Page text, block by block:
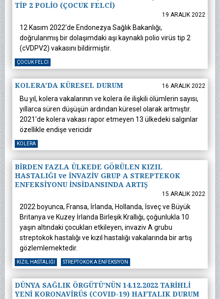
TİP 2 POLİO (ÇOCUK FELCİ)
19 ARALIK 2022
12 Kasım 2022'de Endonezya Sağlık Bakanlığı,
doğrulanmış bir dolaşımdaki aşı kaynaklı polio virüs tip 2
(cVDPV2) vakasını bildirmiştir.
ÇOCUK FELCI
KOLERA'DA KÜRESEL DURUM 16 ARALIK 2022
Bu yıl, kolera vakalarının ve kolera ile ilişkili ölümlerin sayısı,
yıllarca süren düşüşün ardından küresel olarak artmıştır.
2021'de kolera vakası rapor etmeyen 13 ülkedeki salgınlar
özellikle endişe vericidir
KOLERA
BİRDEN FAZLA ÜLKEDE GÖRÜLEN KIZIL
HASTALIĞI ve İNVAZİV GRUP A STREPTEKOK
ENFEKSİYONU İNSİDANSINDA ARTIŞ
15 ARALIK 2022
2022 boyunca, Fransa, İrlanda, Hollanda, İsveç ve Büyük
Britanya ve Kuzey İrlanda Birleşik Krallığı, çoğunlukla 10
yaşın altındaki çocukları etkileyen, invaziv A grubu
streptokok hastalığı ve kızıl hastalığı vakalarında bir artış
gözlemlemektedir.
KIZIL HASTALIĞI STREPTOKOK A ENFEKSIYON
DÜNYA SAĞLIK ÖRGÜTÜ’NÜN 14.12.2022 TARİHLİ
YENİ KORONAVİRÜS (COVID-19) HAFTALIK DURUM